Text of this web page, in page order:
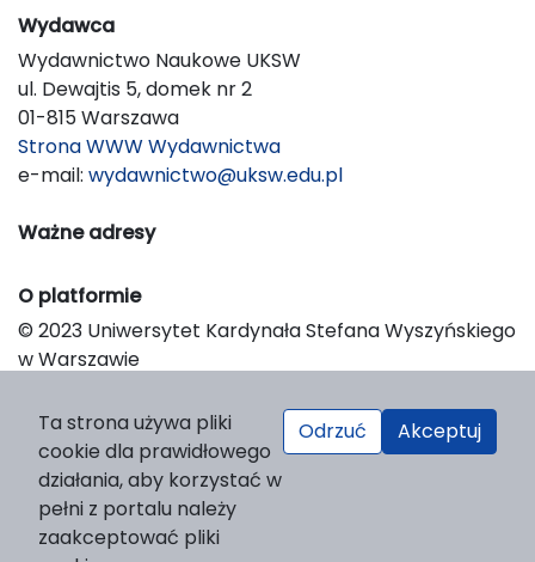
Wydawca
Wydawnictwo Naukowe UKSW
ul. Dewajtis 5, domek nr 2
01-815 Warszawa
Strona WWW Wydawnictwa
e-mail: wydawnictwo@uksw.edu.pl
Ważne adresy
O platformie
© 2023 Uniwersytet Kardynała Stefana Wyszyńskiego
w Warszawie
Platform & Workflow by OJS/PKP
Ta strona używa pliki
cookie dla prawidłowego
działania, aby korzystać w
pełni z portalu należy
zaakceptować pliki
Odrzuć Akceptuj